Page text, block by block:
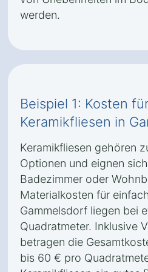
werden.
Beispiel 1: Kosten
Keramikfliesen in
Keramikfliesen gehören
Optionen und eignen
Badezimmer oder
Materialkosten für
Gammelsdorf liegen bei
Quadratmeter. Inklusive
betragen die
bis 60 € pro